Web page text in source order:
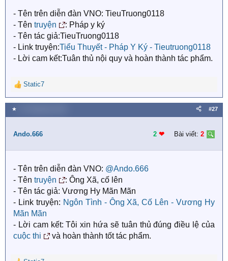
:- Tên trên diễn đàn VNO: TieuTruong0118
- Tên truyện
: Pháp y ký
- Tên tác giả:TieuTruong0118
- Link truyện:Tiểu Thuyết - Pháp Y Ký - Tieutruong0118
- Lời cam kết:Tuân thủ nội quy và hoàn thành tác phẩm.
R
e
a
c
i
n
:
Static7
★ #27
Ando.666 2 ❤︎ Bài viết: 2
- Tên trên diễn đàn VNO: @Ando.666
- Tên truyện
: Ông Xã, cố lên
- Tên tác giả: Vương Hy Mãn Mãn
- Link truyện: Ngôn Tình - Ông Xã, Cố Lên - Vương Hy
Mãn Mãn
- Lời cam kết: Tôi xin hứa sẽ tuân thủ đúng điều lệ của
cuộc thi
và hoàn thành tốt tác phẩm.